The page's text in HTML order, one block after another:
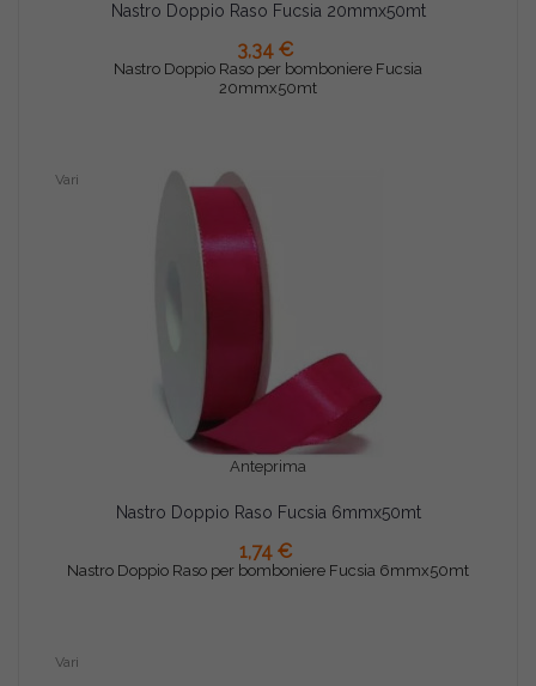
Nastro Doppio Raso Fucsia 20mmx50mt
3,34 €
Nastro Doppio Raso per bomboniere Fucsia
20mmx50mt
AGGIUNGI AL CARRELLO
Anteprima
Vari
Nastro Doppio Raso Fucsia 6mmx50mt
1,74 €
Nastro Doppio Raso per bomboniere Fucsia 6mmx50mt
AGGIUNGI AL CARRELLO
Vari